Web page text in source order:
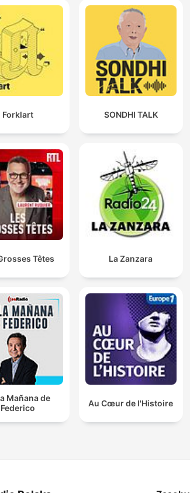
Forklart SONDHI TALK
Têtes La Zanzara
Mañana de
Federico
Au Cœur de l'Histoire